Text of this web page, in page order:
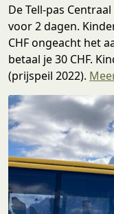
De Tell-pas
voor 2 dagen.
CHF ongeacht het
betaal je 30 CHF.
(prijspeil 2022).